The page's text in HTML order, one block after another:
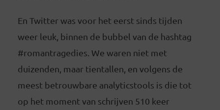
En Twitter was voor het eerst sinds tijden
weer leuk, binnen de bubbel van de hashtag
#romantragedies. We waren niet met
duizenden, maar tientallen, en volgens de
meest betrouwbare analyticstools is die tot
op het moment van schrijven 510 keer